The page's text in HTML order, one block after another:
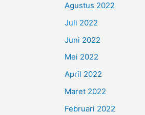
Agustus 2022
Juli 2022
Juni 2022
Mei 2022
April 2022
Maret 2022
Februari 2022